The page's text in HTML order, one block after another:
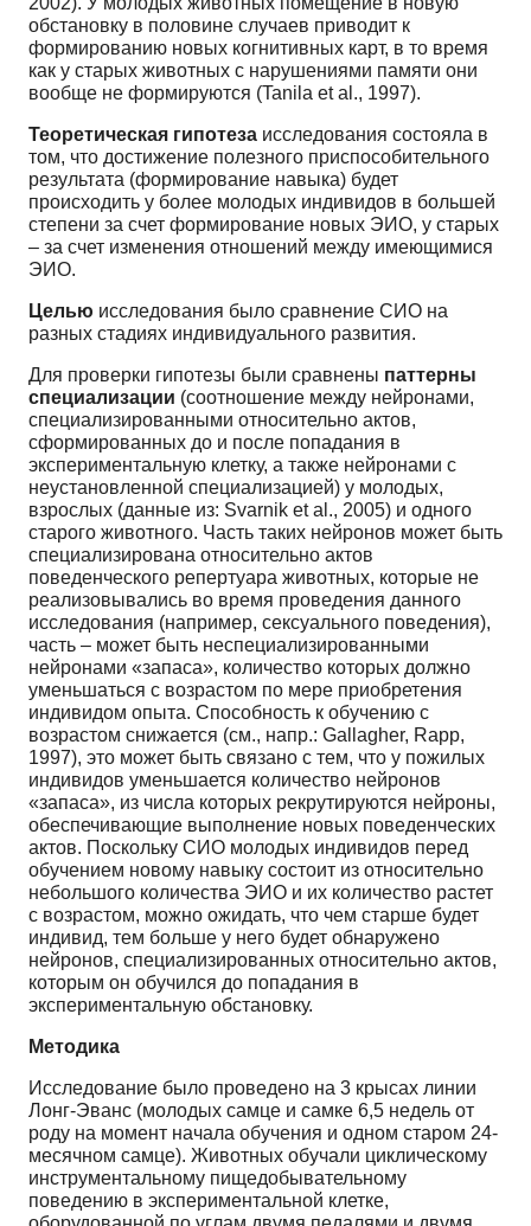
обстановку в половине случаев приводит к
формированию новых когнитивных карт, в то время
как у старых животных с нарушениями памяти они
вообще не формируются (Tanila et al., 1997).
Теоретическая гипотеза исследования состояла в
том, что достижение полезного приспособительного
результата (формирование навыка) будет
происходить у более молодых индивидов в большей
степени за счет формирование новых ЭИО, у старых
– за счет изменения отношений между имеющимися
ЭИО.
Целью исследования было сравнение СИО на
разных стадиях индивидуального развития.
Для проверки гипотезы были сравнены паттерны
специализации (соотношение между нейронами,
специализированными относительно актов,
сформированных до и после попадания в
экспериментальную клетку, а также нейронами с
неустановленной специализацией) у молодых,
взрослых (данные из: Svarnik et al., 2005) и одного
старого животного. Часть таких нейронов может быть
специализирована относительно актов
поведенческого репертуара животных, которые не
реализовывались во время проведения данного
исследования (например, сексуального поведения),
часть – может быть неспециализированными
нейронами «запаса», количество которых должно
уменьшаться с возрастом по мере приобретения
индивидом опыта. Способность к обучению с
возрастом снижается (см., напр.: Gallagher, Rapp,
1997), это может быть связано с тем, что у пожилых
индивидов уменьшается количество нейронов
«запаса», из числа которых рекрутируются нейроны,
обеспечивающие выполнение новых поведенческих
актов. Поскольку СИО молодых индивидов перед
обучением новому навыку состоит из относительно
небольшого количества ЭИО и их количество растет
с возрастом, можно ожидать, что чем старше будет
индивид, тем больше у него будет обнаружено
нейронов, специализированных относительно актов,
которым он обучился до попадания в
экспериментальную обстановку.
Методика
Исследование было проведено на 3 крысах линии
Лонг-Эванс (молодых самце и самке 6,5 недель от
роду на момент начала обучения и одном старом 24-
месячном самце). Животных обучали циклическому
инструментальному пищедобывательному
поведению в экспериментальной клетке,